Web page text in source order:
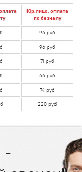
Юр.лицо, оплата
по безналу
96 руб
96 руб
71 руб
66 руб
74 руб
220 руб
-